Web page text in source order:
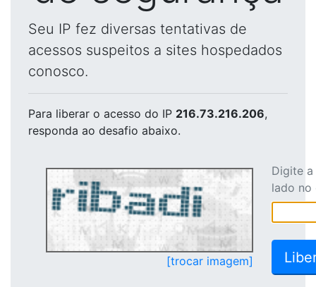
Seu IP fez diversas tentativas de
acessos suspeitos a sites hospedados
conosco.
Para liberar o acesso do IP 216.73.216.206,
responda ao desafio abaixo.
[trocar imagem]
Digite
lado no